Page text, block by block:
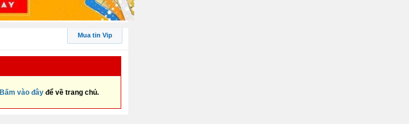
Mua tin Vip
Bấm vào đây để về trang chủ.